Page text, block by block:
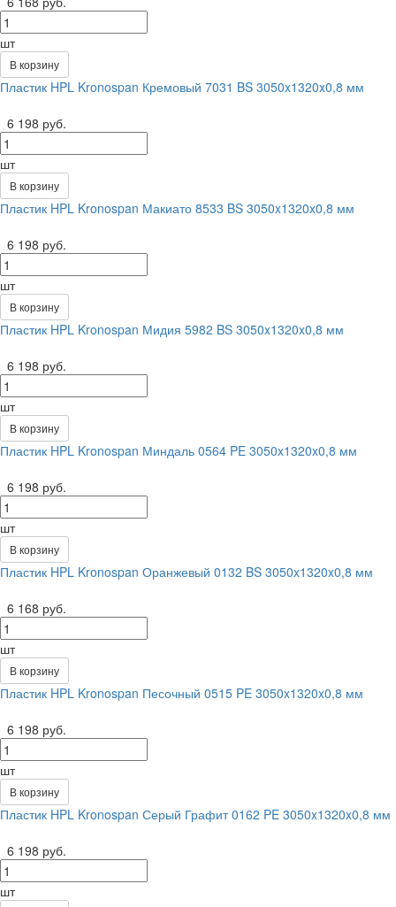
шт
В корзину
Пластик HPL Kronospan Кремовый 7031 BS 3050x1320x0,8 мм
6 198 руб.
шт
В корзину
Пластик HPL Kronospan Макиато 8533 BS 3050x1320x0,8 мм
6 198 руб.
шт
В корзину
Пластик HPL Kronospan Мидия 5982 BS 3050x1320x0,8 мм
6 198 руб.
шт
В корзину
Пластик HPL Kronospan Миндаль 0564 PE 3050x1320x0,8 мм
6 198 руб.
шт
В корзину
Пластик HPL Kronospan Оранжевый 0132 BS 3050x1320x0,8 мм
6 168 руб.
шт
В корзину
Пластик HPL Kronospan Песочный 0515 PE 3050x1320x0,8 мм
6 198 руб.
шт
В корзину
Пластик HPL Kronospan Серый Графит 0162 PE 3050x1320x0,8 мм
6 198 руб.
шт